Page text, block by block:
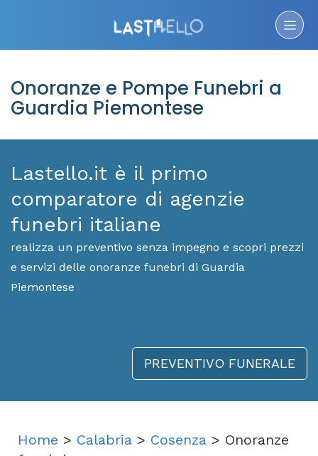
Onoranze e Pompe Funebri a
Guardia Piemontese
Lastello.it è il primo
comparatore di agenzie
funebri italiane
realizza un preventivo senza impegno e scopri prezzi
e servizi delle onoranze funebri di Guardia
Piemontese
PREVENTIVO FUNERALE
Home > Calabria > Cosenza > Onoranze